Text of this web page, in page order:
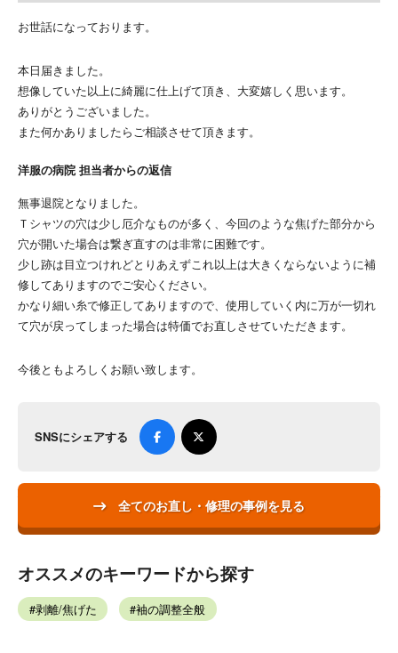
お世話になっております。
本日届きました。
想像していた以上に綺麗に仕上げて頂き、大変嬉しく思います。
ありがとうございました。
また何かありましたらご相談させて頂きます。
洋服の病院 担当者からの返信
無事退院となりました。
Ｔシャツの穴は少し厄介なものが多く、今回のような焦げた部分から
穴が開いた場合は繋ぎ直すのは非常に困難です。
少し跡は目立つけれどとりあえずこれ以上は大きくならないように補
修してありますのでご安心ください。
かなり細い糸で修正してありますので、使用していく内に万が一切れ
て穴が戻ってしまった場合は特価でお直しさせていただきます。
今後ともよろしくお願い致します。
SNSにシェアする
全てのお直し・修理の事例を見る
オススメのキーワードから探す
剥離/焦げた 袖の調整全般